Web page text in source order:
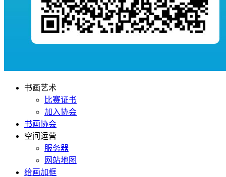
书画艺术
比赛证书
加入协会
书画协会
空间运营
服务器
网站地图
给画加框